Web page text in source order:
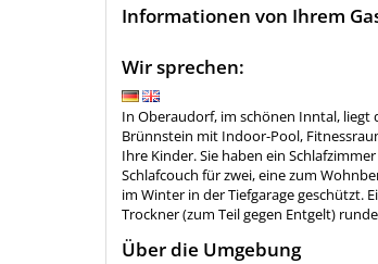
Informationen von Ihrem
Wir sprechen:
In Oberaudorf, im schönen Inntal, liegt
Brünnstein mit Indoor-Pool,
Ihre Kinder. Sie haben ein
Schlafcouch für zwei, eine zum
im Winter in der Tiefgarage geschützt.
Trockner (zum Teil gegen Entgelt)
Über die Umgebung